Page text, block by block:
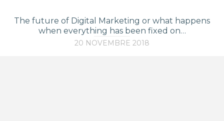
The future of Digital Marketing or what happens
when everything has been fixed on…
20 NOVEMBRE 2018